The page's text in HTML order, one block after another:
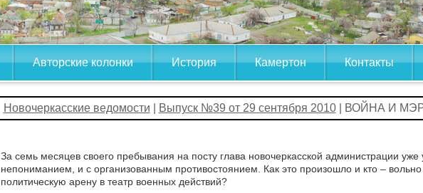
Авторские колонки История Камертон Контакты
Новочеркасские ведомости Выпуск №39 от 29 сентября 2010| ВОЙНА И
За семь месяцев своего пребывания на посту глава новочеркасской администрации уже
непониманием, и с организованным противостоянием. Как это произошло и кто –
политическую арену в театр военных действий?